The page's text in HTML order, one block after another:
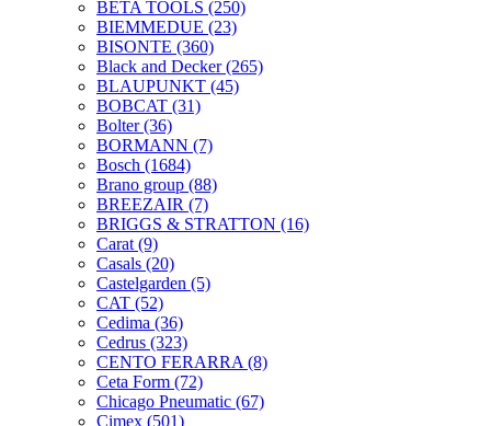
BETA TOOLS (250)
BIEMMEDUE (23)
BISONTE (360)
Black and Decker(265)
BLAUPUNKT (45)
BOBCAT (31)
Bolter(36)
BORMANN (7)
Bosch (1684)
Brano group (88)
BREEZAIR (7)
BRIGGS & STRATTON (16)
Carat (9)
Casals (20)
Castelgarden (5)
CAT (52)
Cedima (36)
Cedrus (323)
CENTO FERARRA (8)
Ceta Form (72)
Chicago Pneumatic (67)
Cimex (501)